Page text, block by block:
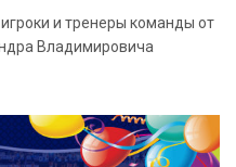
и тренеры команды от
Владимировича